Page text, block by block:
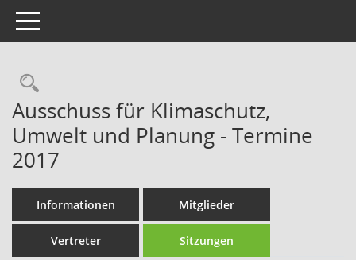
Toggle navigation
Rechercheauswahl
Ausschuss für Klimaschutz,
Umwelt und Planung - Termine
2017
Informationen Mitglieder
Vertreter Sitzungen